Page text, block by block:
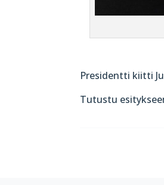
Presidentti kiitti
Tutustu